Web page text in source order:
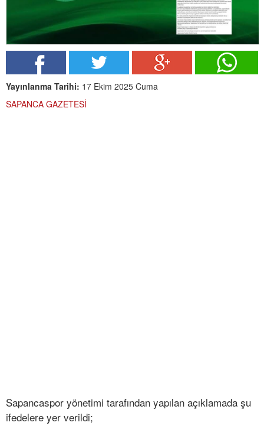
Yayınlanma Tarihi: 17 Ekim 2025 Cuma
SAPANCA GAZETESİ
Sapancaspor yönetimi tarafından yapılan açıklamada şu
ifedelere yer verildi;